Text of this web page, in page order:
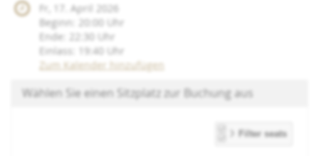
Fr, 17. April 2026
Beginn:
20:00
Uhr
Ende:
22:30
Uhr
Einlass:
19:40
Uhr
Zum Kalender hinzufügen
Wählen Sie einen Sitzplatz zur Buchung aus